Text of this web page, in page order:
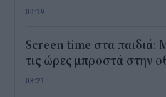
08:19
Screen time στα παιδιά:
τις ώρες μπροστά στην
08:21